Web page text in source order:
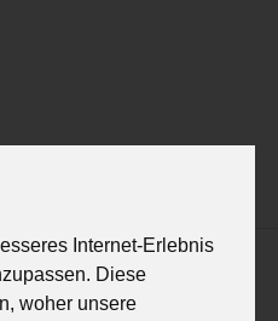
Internet-Erlebnis
Diese
woher unsere